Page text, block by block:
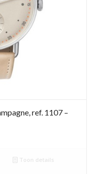
ref. 1107 –
Toon details